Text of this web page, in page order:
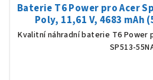
Baterie T6 Power pro Acer
Poly, 11,61 V, 4683 mAh
Kvalitní náhradní baterie T6 Power
SP513-